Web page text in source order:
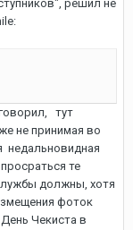
решил не
тут
не принимая во
недальновидная
те
должны, хотя
фоток
Чекиста в